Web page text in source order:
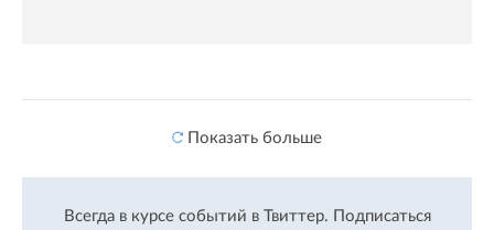
Показать больше
Всегда в курсе событий в Твиттер. Подписаться